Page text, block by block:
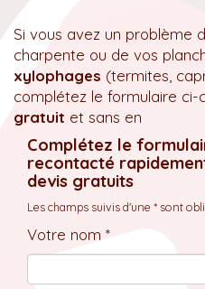
Si vous avez un problème
charpente ou de vos
xylophages (termites,
complétez le formulaire ci-
gratuit et sans en
Complétez le
recontacté
devis gratuits
Les champs suivis d'une * sont
Votre nom *